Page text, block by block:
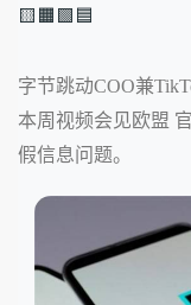
🟨🟧🟩🟦
字节跳动COO兼
本周视频会见欧盟
假信息问题。